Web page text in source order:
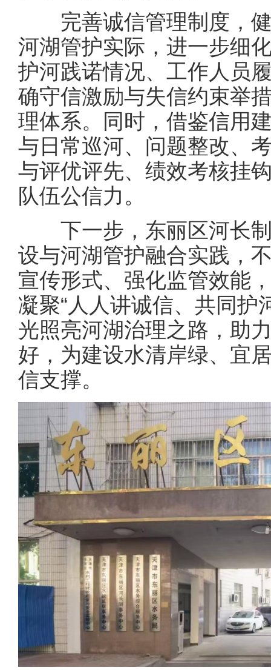
完善诚信管理制度，健
河湖管护实际，进一步细
护河践诺情况、工作人员
确守信激励与失信约束举
理体系。同时，借鉴信用
与日常巡河、问题整改、
与评优评先、绩效考核挂
队伍公信力。
下一步，东丽区河长制
设与河湖管护融合实践，
宣传形式、强化监管效能
凝聚“人人讲诚信、共同护
光照亮河湖治理之路，助
好，为建设水清岸绿、宜
信支撑。